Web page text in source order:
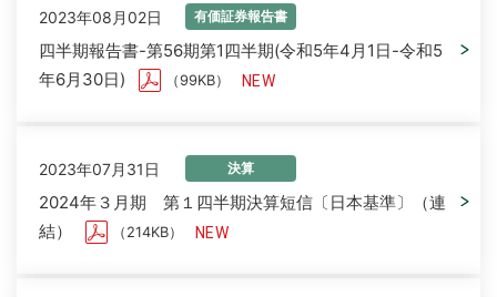
2023年08月02日 有価証券報告書
四半期報告書-第56期第1四半期(令和5年4月1日-令和5
年6月30日)
（99KB）
2023年07月31日 決算
2024年３月期 第１四半期決算短信〔日本基準〕（連
結）
（214KB）